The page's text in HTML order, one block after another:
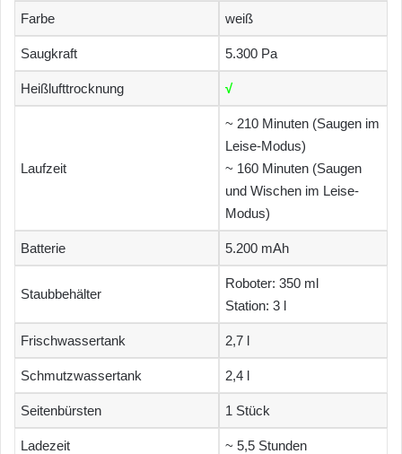
Farbe weiß
Saugkraft 5.300 Pa
Heißlufttrocknung √
Laufzeit
~ 210 Minuten (Saugen im
Leise-Modus)
~ 160 Minuten (Saugen
und Wischen im Leise-
Modus)
Batterie 5.200 mAh
Staubbehälter
Roboter: 350 ml
Station: 3 l
Frischwassertank 2,7 l
Schmutzwassertank 2,4 l
Seitenbürsten 1 Stück
Ladezeit ~ 5,5 Stunden